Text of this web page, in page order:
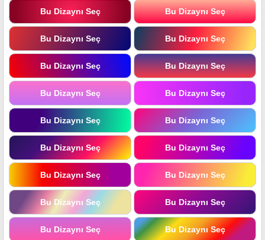
Bu Dizaynı Seç Bu Dizaynı Seç
Bu Dizaynı Seç Bu Dizaynı Seç
Bu Dizaynı Seç Bu Dizaynı Seç
Bu Dizaynı Seç Bu Dizaynı Seç
Bu Dizaynı Seç Bu Dizaynı Seç
Bu Dizaynı Seç Bu Dizaynı Seç
Bu Dizaynı Seç Bu Dizaynı Seç
Bu Dizaynı Seç Bu Dizaynı Seç
Bu Dizaynı Seç Bu Dizaynı Seç